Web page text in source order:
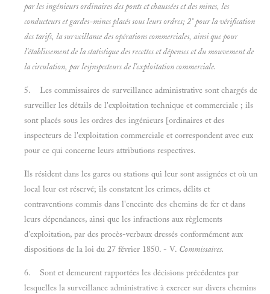
par les ingénieurs ordinaires des ponts et chaussées et des mines, les
conducteurs et gardes-mines placés sous leurs ordres; 2° pour la vérification
des tarifs, la surveillance des opérations commerciales, ainsi que pour
l'établissement de la statistique des recettes et dépenses et du mouvement de
la circulation, par lesjnspccteurs de l'exploitation commerciale.
5. Les commissaires de surveillance administrative sont chargés de
surveiller les détails de l'exploitation technique et commerciale ; ils
sont placés sous les ordres des ingénieurs [ordinaires et des
inspecteurs de l'exploitation commerciale et correspondent avec eux
pour ce qui concerne leurs attributions respectives.
Ils résident dans les gares ou stations qui leur sont assignées et où un
local leur est réservé; ils constatent les crimes, délits et
contraventions commis dans l'enceinte des chemins de fer et dans
leurs dépendances, ainsi que les infractions aux règlements
d'exploitation, par des procès-verbaux dressés conformément aux
dispositions de la loi du 27 février 1850. - V. Commissaires.
6. Sont et demeurent rapportées les décisions précédentes par
lesquelles la surveillance administrative à exercer sur divers chemins